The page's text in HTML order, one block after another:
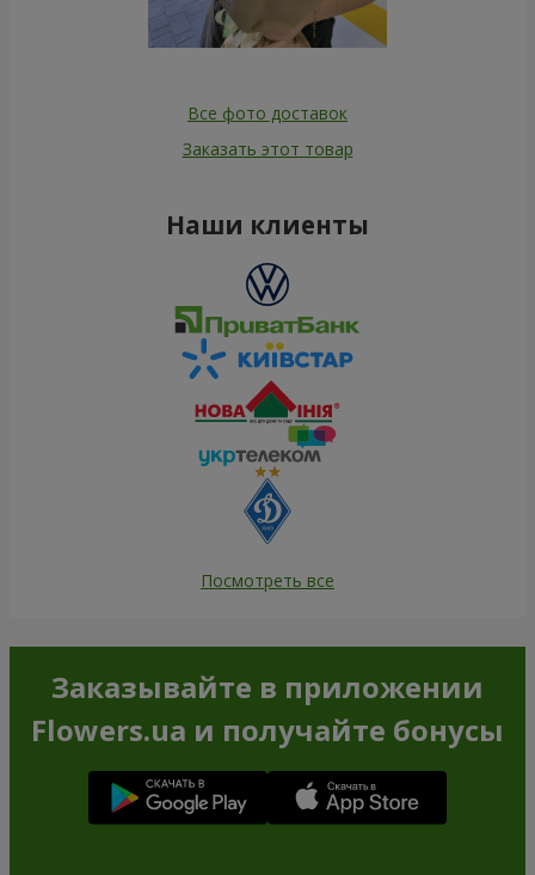
Все фото доставок
Заказать этот товар
Наши клиенты
Посмотреть все
Заказывайте в приложении
Flowers.ua и получайте бонусы